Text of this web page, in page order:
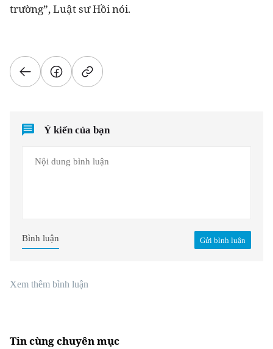
trường”, Luật sư Hồi nói.
Ý kiến của bạn
Gửi bình luận
Bình luận
Xem thêm bình luận
Tin cùng chuyên mục